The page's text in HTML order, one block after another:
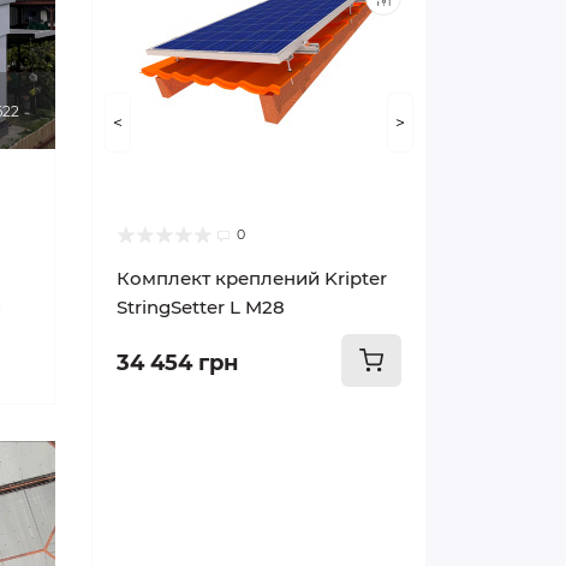
0
Комплект креплений Kripter
StringSetter L M28
34 454 грн
< >